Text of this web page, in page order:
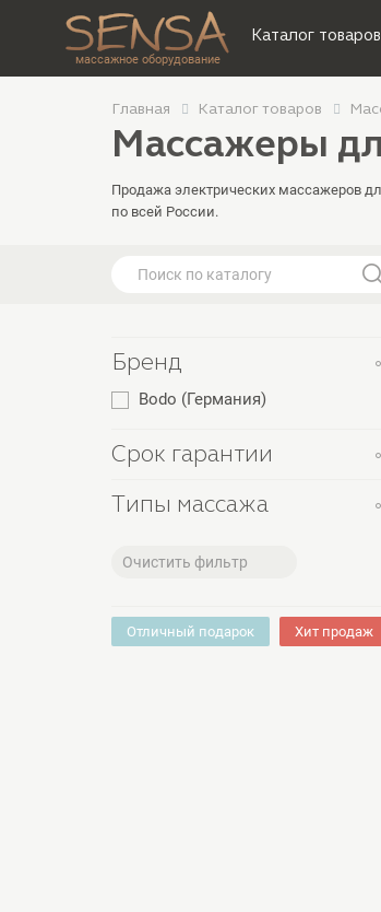
массажное оборудование
Каталог товаров
Главная Каталог товаров
Массажеры
Продажа электрических массажеров
по всей России.
Бренд
Bodo (Германия)
Срок гарантии
Типы массажа
Очистить фильтр
Отличный подарок Хит продаж